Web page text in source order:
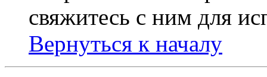
свяжитесь с ним для
Вернуться к началу